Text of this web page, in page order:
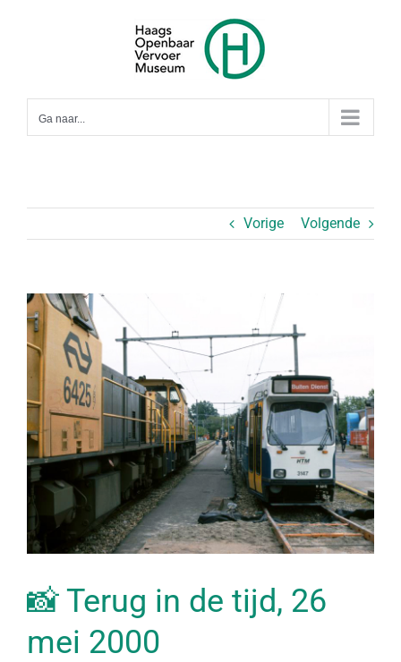
Ga naar...
Vorige Volgende
Bekijk
grotere
afbeelding
📸 Terug in de tijd, 26
mei 2000